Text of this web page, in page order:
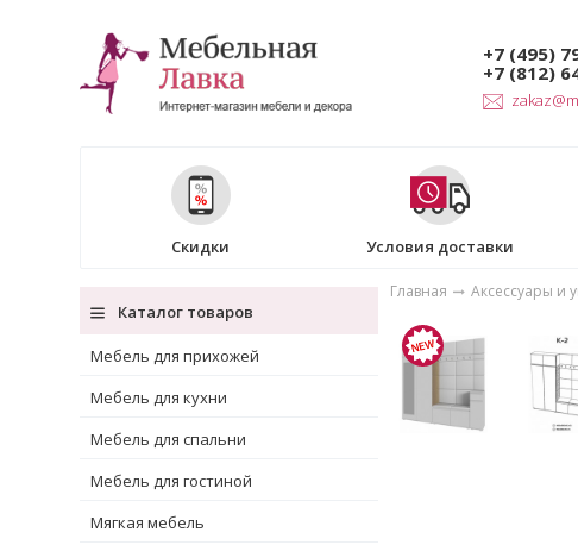
+7 (495)
+7 (812)
Скидки Условия доставки
Каталог товаров
Мебель для прихожей
Мебель для кухни
Мебель для спальни
Мебель для гостиной
Мягкая мебель
Главная Аксессуары и